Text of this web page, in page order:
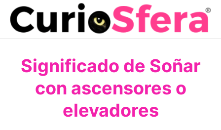
Saltar
contenido
Significado de Soñar
con ascensores o
elevadores